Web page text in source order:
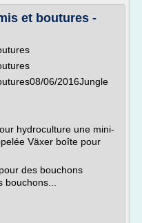
et boutures -
06/2016Jungle
hydroculture une mini-
Växer boîte pour
des bouchons